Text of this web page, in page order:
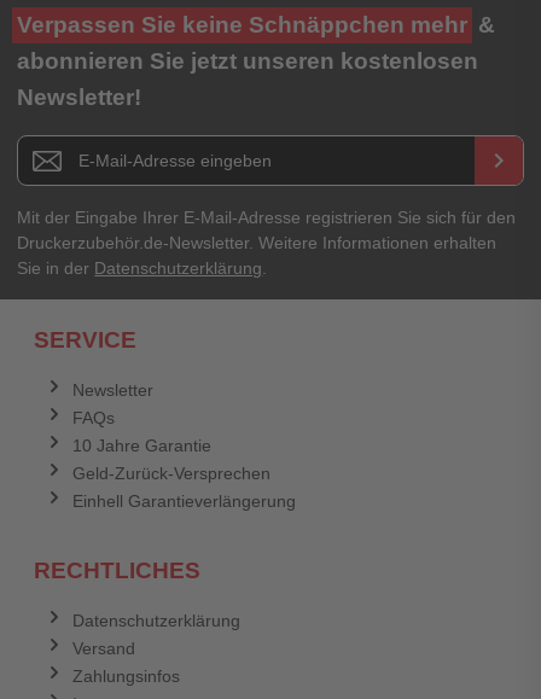
Ihre Bewertung**
★★★★★
Titel**
E-Mail-Adresse
Ihr Passwort
Verpassen Sie keine Schnäppchen mehr &
abonnieren Sie jetzt unseren kostenlosen
Newsletter!
Newsletter E-Mail Adresse keyboard_arrow_right
Mit der Eingabe Ihrer E-Mail-Adresse registrieren Sie sich für den
Druckerzubehör.de-Newsletter. Weitere Informationen erhalten
Sie in der Datenschutzerklärung.
SERVICE
Newsletter
FAQs
10 Jahre Garantie
Geld-Zurück-Versprechen
Einhell Garantieverlängerung
RECHTLICHES
Datenschutzerklärung
Versand
Zahlungsinfos